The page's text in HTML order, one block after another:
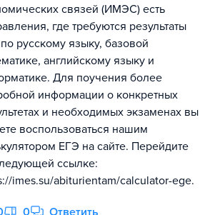
связей (ИМЭС) есть
где требуются результаты
русскому языку, базовой
английскому языку и
Для поучения более
информации о конкретных
и необходимых экзаменах вы
воспользоваться нашим
ЕГЭ на сайте. Перейдите
ссылке:
imes.su/abiturientam/calculator-ege.
0 Ответить